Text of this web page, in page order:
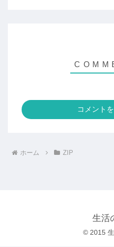
コメント
ホーム ZIP
生活
© 2015